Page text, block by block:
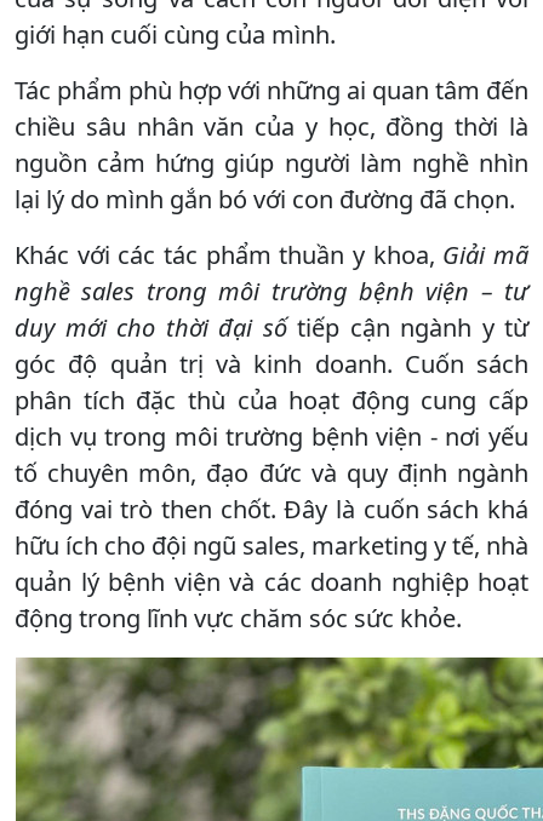
giới hạn cuối cùng của mình.
Tác phẩm phù hợp với những ai quan tâm đến
chiều sâu nhân văn của y học, đồng thời là
nguồn cảm hứng giúp người làm nghề nhìn
lại lý do mình gắn bó với con đường đã chọn.
Khác với các tác phẩm thuần y khoa, Giải mã
nghề sales trong môi trường bệnh viện – tư
duy mới cho thời đại sốtiếp cận ngành y từ
góc độ quản trị và kinh doanh. Cuốn sách
phân tích đặc thù của hoạt động cung cấp
dịch vụ trong môi trường bệnh viện - nơi yếu
tố chuyên môn, đạo đức và quy định ngành
đóng vai trò then chốt. Đây là cuốn sách khá
hữu ích cho đội ngũ sales, marketing y tế, nhà
quản lý bệnh viện và các doanh nghiệp hoạt
động trong lĩnh vực chăm sóc sức khỏe.